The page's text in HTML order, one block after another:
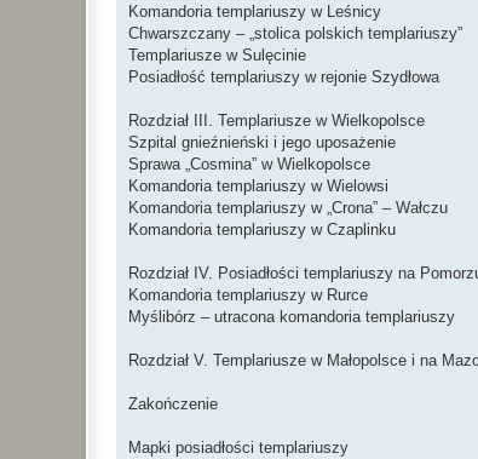
Komandoria templariuszy w Leśnicy
Chwarszczany – „stolica polskich templariuszy”
Templariusze w Sulęcinie
Posiadłość templariuszy w rejonie Szydłowa
Rozdział III. Templariusze w Wielkopolsce
Szpital gnieźnieński i jego uposażenie
Sprawa „Cosmina” w Wielkopolsce
Komandoria templariuszy w Wielowsi
Komandoria templariuszy w „Crona” – Wałczu
Komandoria templariuszy w Czaplinku
Rozdział IV. Posiadłości templariuszy na
Komandoria templariuszy w Rurce
Myślibórz – utracona komandoria templariuszy
Rozdział V. Templariusze w Małopolsce i na
Zakończenie
Mapki posiadłości templariuszy